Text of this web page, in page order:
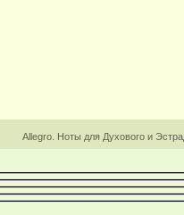
Allegro. Ноты для Духового и